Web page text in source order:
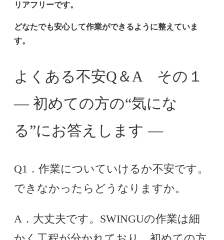
リアフリーです。
どなたでも安心して作業ができるように整えていま
す。
よくある不安Q＆A その１
― 初めての方の“気にな
る”にお答えします ―
Q1．作業についていけるか不安です。
できなかったらどうなりますか。
A．大丈夫です。SWINGUの作業は細